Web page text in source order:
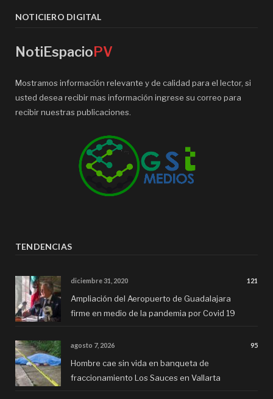
NOTICIERO DIGITAL
NotiEspacioPV
Mostramos información relevante y de calidad para el lector, si
usted desea recibir mas información ingrese su correo para
recibir nuestras publicaciones.
TENDENCIAS
diciembre 31, 2020 121
Ampliación del Aeropuerto de Guadalajara
firme en medio de la pandemia por Covid 19
agosto 7, 2026 95
Hombre cae sin vida en banqueta de
fraccionamiento Los Sauces en Vallarta